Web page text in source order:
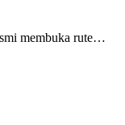
membuka rute…